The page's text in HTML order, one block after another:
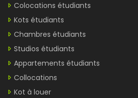
Colocations étudiants
Kots étudiants
Chambres étudiants
Studios étudiants
Appartements étudiants
Collocations
Kot à louer